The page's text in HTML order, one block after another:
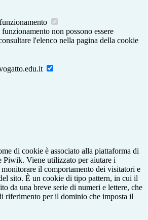
non possono essere
l'elenco nella pagina della cookie
di cookie è associato alla piattaforma di
Piwik. Viene utilizzato per aiutare i
il comportamento dei visitatori e
sito. È un cookie di tipo pattern, in cui il
da una breve serie di numeri e lettere, che
riferimento per il dominio che imposta il